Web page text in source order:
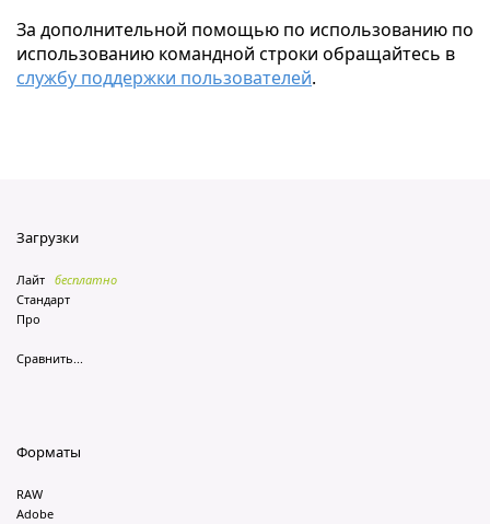
За дополнительной помощью по использованию по
использованию командной строки обращайтесь в
службу поддержки пользователей.
Загрузки
Лайт бесплатно
Стандарт
Про
Сравнить...
Форматы
RAW
Adobe